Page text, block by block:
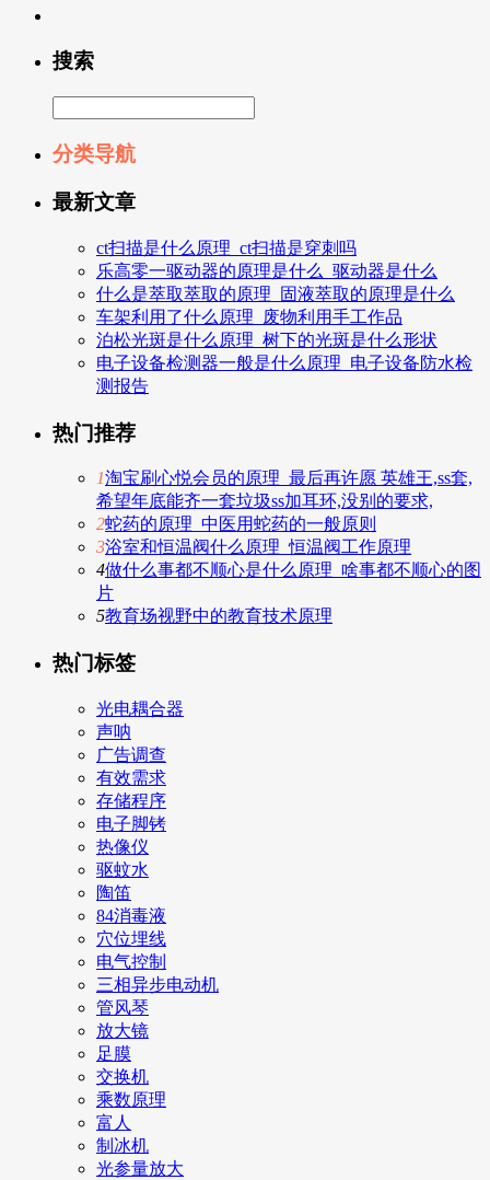
搜索
分类导航
最新文章
ct扫描是什么原理_ct扫描是穿刺吗
乐高零一驱动器的原理是什么_驱动器是什么
什么是萃取萃取的原理_固液萃取的原理是什么
车架利用了什么原理_废物利用手工作品
泊松光斑是什么原理_树下的光斑是什么形状
电子设备检测器一般是什么原理_电子设备防水检
测报告
热门推荐
1淘宝刷心悦会员的原理_最后再许愿 英雄王,ss套,
希望年底能齐一套垃圾ss加耳环,没别的要求,
2蛇药的原理_中医用蛇药的一般原则
3浴室和恒温阀什么原理_恒温阀工作原理
4做什么事都不顺心是什么原理_啥事都不顺心的图
片
5教育场视野中的教育技术原理
热门标签
光电耦合器
声呐
广告调查
有效需求
存储程序
电子脚铐
热像仪
驱蚊水
陶笛
84消毒液
穴位埋线
电气控制
三相异步电动机
管风琴
放大镜
足膜
交换机
乘数原理
富人
制冰机
光参量放大